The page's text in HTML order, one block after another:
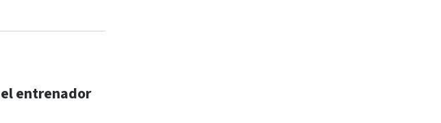
entrenador